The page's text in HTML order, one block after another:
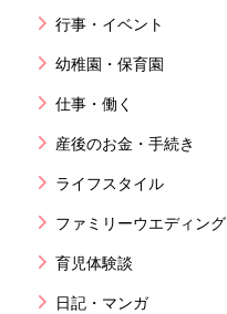
行事・イベント
幼稚園・保育園
仕事・働く
産後のお金・手続き
ライフスタイル
ファミリーウエディング
育児体験談
日記・マンガ